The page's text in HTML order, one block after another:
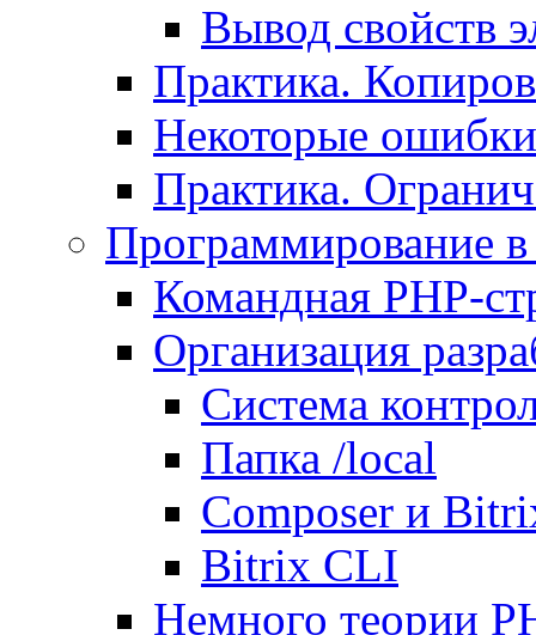
Вывод свойств
Практика.
Некоторые
Практика.
Программирование
Командная PHP-
Организация
Система
Папка /local
Composer и
Bitrix CLI
Немного теории